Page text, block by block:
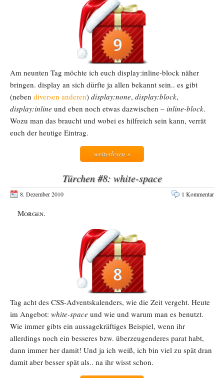
Am neunten Tag möchte ich euch display:inline-block näher
bringen. display an sich dürfte ja allen bekannt sein.. es gibt
(neben diversen anderen) display:none, display:block,
display:inline und eben noch etwas dazwischen – inline-block.
Wozu man das braucht und wobei es hilfreich sein kann, verrät
euch der heutige Eintrag.
weiterlesen »
Türchen #8: white-space
8. Dezember 2010 1 Kommentar
Morgen.
Tag acht des CSS-Adventskalenders, wie die Zeit vergeht. Heute
im Angebot: white-space und wie und warum man es benutzt.
Wie immer gibts ein aussagekräftiges Beispiel, wenn ihr
allerdings noch ein besseres bzw. überzeugenderes parat habt,
dann immer her damit! Und ja ich weiß, ich bin viel zu spät dran
damit aber besser spät als.. na ihr wisst schon.